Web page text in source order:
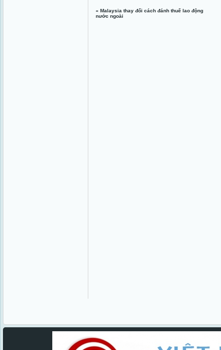
«Malaysia thay đổi cách đánh thuế lao động
nước ngoài